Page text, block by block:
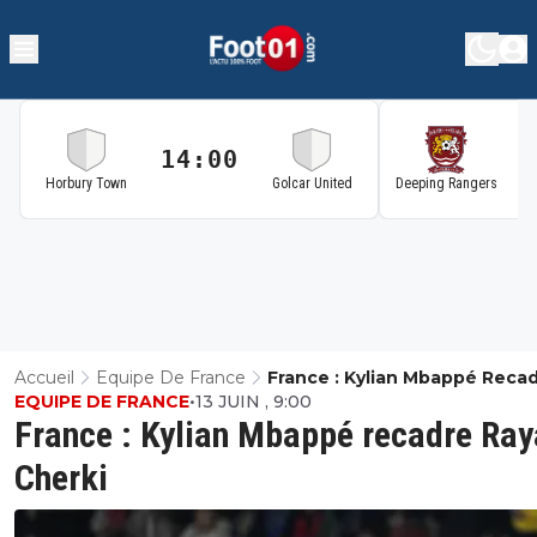
Horbury Town
14:00
Golcar United Deeping Rangers
Accueil Equipe De France
France : Kylian Mbappé
Rayan Cherki
France : Kylian Mbappé recadre
Cherki
EQUIPE DE FRANCE•13 JUIN , 9:00